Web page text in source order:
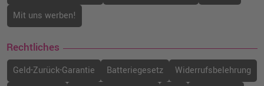
Mit uns werben!
Rechtliches
Geld-Zurück-Garantie Batteriegesetz
Widerrufsbelehrung